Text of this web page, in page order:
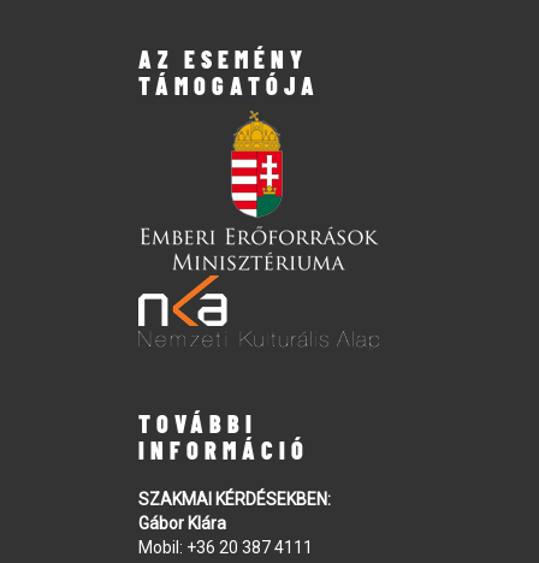
AZ ESEMÉNY
TÁMOGATÓJA
TOVÁBBI
INFORMÁCIÓ
SZAKMAI KÉRDÉSEKBEN:
Gábor Klára
Mobil: +36 20 387 4111